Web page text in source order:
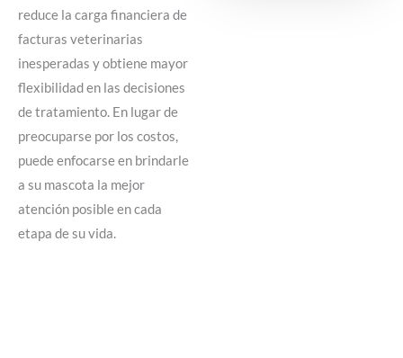
reduce la carga financiera de
facturas veterinarias
inesperadas y obtiene mayor
flexibilidad en las decisiones
de tratamiento. En lugar de
preocuparse por los costos,
puede enfocarse en brindarle
a su mascota la mejor
atención posible en cada
etapa de su vida.